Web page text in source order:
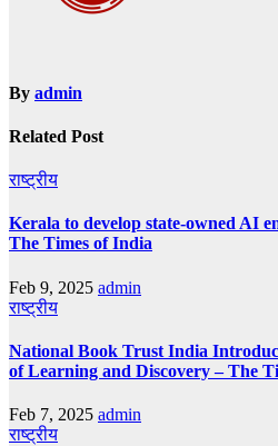
By admin
Related Post
राष्ट्रीय
Kerala to develop state-owned AI
The Times of India
Feb 9, 2025 admin
राष्ट्रीय
National Book Trust India
of Learning and Discovery – The
Feb 7, 2025 admin
राष्ट्रीय